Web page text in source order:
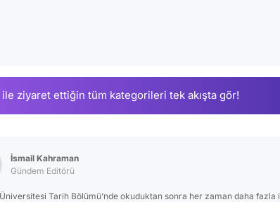
ile ziyaret ettiğin tüm kategorileri tek akışta gör!
İsmail Kahraman
Gündem Editörü
Tarih Bölümü’nde okuduktan sonra her zaman daha